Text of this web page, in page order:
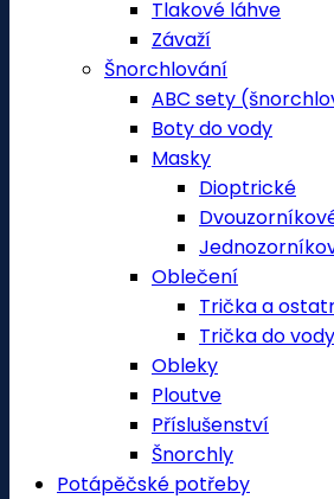
Tlakové láhve
Závaží
Šnorchlování
ABC sety
Boty do vody
Masky
Dioptrické
Oblečení
Trička a
Trička do vody
Obleky
Ploutve
Příslušenství
Šnorchly
Potápěčské potřeby